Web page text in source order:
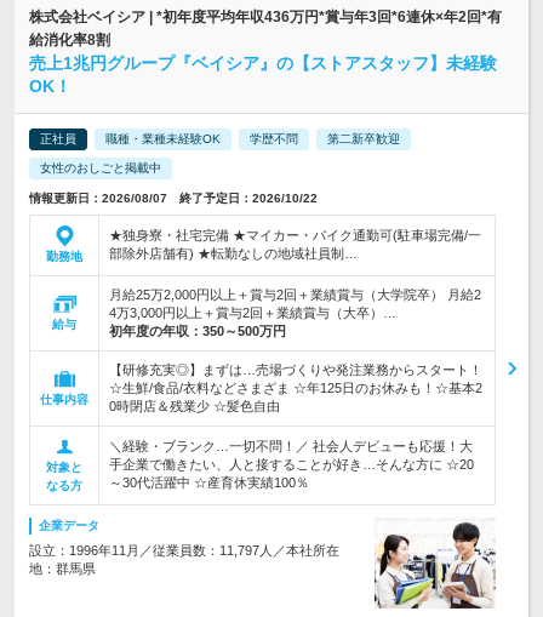
株式会社ベイシア | *初年度平均年収436万円*賞与年3回*6連休×年2回*有
給消化率8割
売上1兆円グループ『ベイシア』の【ストアスタッフ】未経験
OK！
正社員 職種・業種未経験OK 学歴不問 第二新卒歓迎
女性のおしごと掲載中
情報更新日：2026/08/07 終了予定日：2026/10/22
勤務地
★独身寮・社宅完備 ★マイカー・バイク通勤可(駐車場完備/一
部除外店舗有) ★転勤なしの地域社員制…
給与
月給25万2,000円以上＋賞与2回＋業績賞与（大学院卒） 月給2
4万3,000円以上＋賞与2回＋業績賞与（大卒）…
初年度の年収： 350～500万円
仕事内容
【研修充実◎】まずは…売場づくりや発注業務からスタート！
☆生鮮/食品/衣料などさまざま ☆年125日のお休みも！☆基本2
0時閉店＆残業少 ☆髪色自由
対象と
なる方
＼経験・ブランク…一切不問！／ 社会人デビューも応援！大
手企業で働きたい、人と接することが好き…そんな方に ☆20
～30代活躍中 ☆産育休実績100％
企業データ
設立：1996年11月／従業員数：11,797人／本社所在
地：群馬県